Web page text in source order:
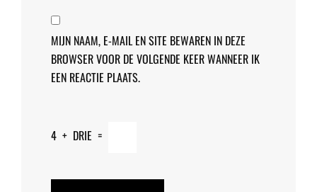
MIJN NAAM, E-MAIL EN SITE BEWAREN IN DEZE
BROWSER VOOR DE VOLGENDE KEER WANNEER IK
EEN REACTIE PLAATS.
4 + DRIE =